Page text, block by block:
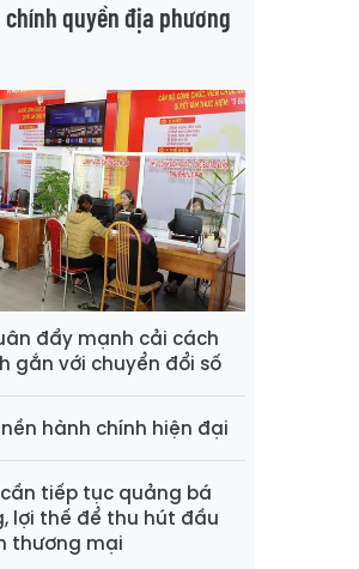
chính quyền địa phương
đẩy mạnh cải cách
gắn với chuyển đổi số
hành chính hiện đại
cần tiếp tục quảng bá
lợi thế để thu hút đầu
thương mại